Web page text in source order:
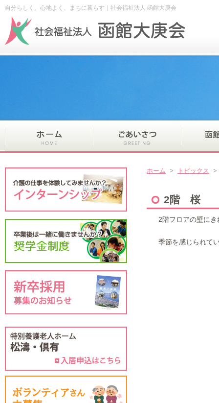
自分らしく、心地よく、まちに暮らす｜社会福祉法人 函館大庚会
ホーム > トピックス
2階 桜
2階フロアの壁にき
季節を感じられて